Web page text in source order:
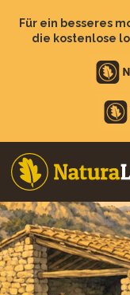
zumFür ein besseres
die kostenlose